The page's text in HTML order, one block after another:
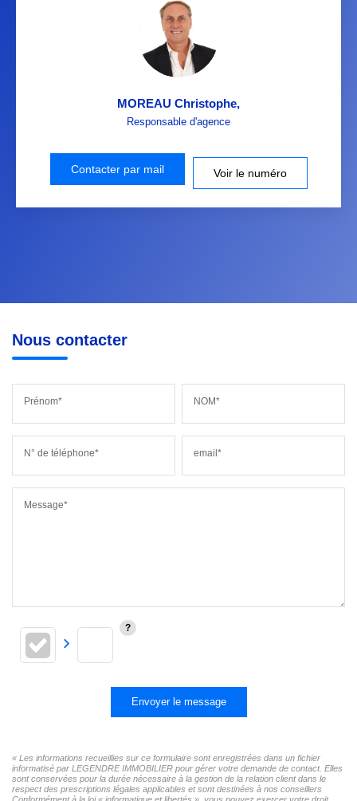
MOREAU Christophe,
Responsable d'agence
Contacter par mail Voir le numéro
Nous contacter
Prénom* NOM*
N° de téléphone* email*
Message*
Envoyer le message
« Les informations recueillies sur ce formulaire sont enregistrées dans un fichier
informatisé par LEGENDRE IMMOBILIER pour gérer votre demande de contact. Elles
sont conservées pour la durée nécessaire à la gestion de la relation client dans le
respect des prescriptions légales applicables et sont destinées à nos conseillers
Conformément à la loi « informatique et libertés », vous pouvez exercer votre droit